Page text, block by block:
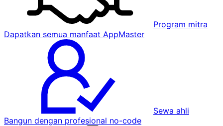
Program mitra
Dapatkan semua manfaat AppMaster
Sewa ahli
Bangun dengan profesional no-code